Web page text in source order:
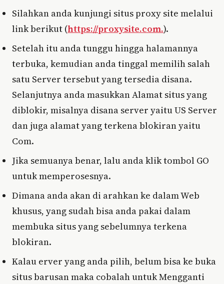
Silahkan anda kunjungi situs proxy site melalui
link berikut (https://proxysite.com.).
Setelah itu anda tunggu hingga halamannya
terbuka, kemudian anda tinggal memilih salah
satu Server tersebut yang tersedia disana.
Selanjutnya anda masukkan Alamat situs yang
diblokir, misalnya disana server yaitu US Server
dan juga alamat yang terkena blokiran yaitu
Com.
Jika semuanya benar, lalu anda klik tombol GO
untuk memperosesnya.
Dimana anda akan di arahkan ke dalam Web
khusus, yang sudah bisa anda pakai dalam
membuka situs yang sebelumnya terkena
blokiran.
Kalau erver yang anda pilih, belum bisa ke buka
situs barusan maka cobalah untuk Mengganti